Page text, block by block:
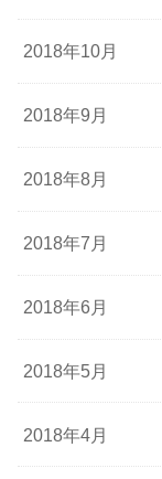
2018年10月
2018年9月
2018年8月
2018年7月
2018年6月
2018年5月
2018年4月